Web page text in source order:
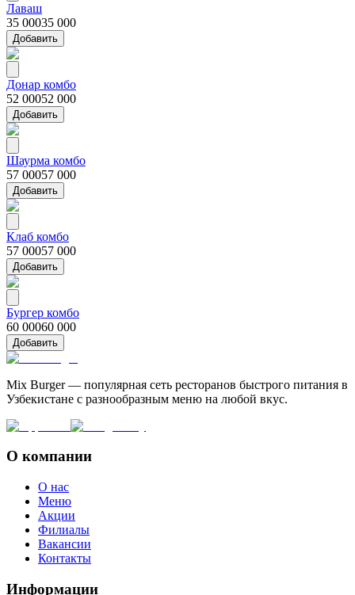
Лаваш
35 00035 000
Добавить
Донар комбо
52 00052 000
Добавить
Шаурма комбо
57 00057 000
Добавить
Клаб комбо
57 00057 000
Добавить
Бургер комбо
60 00060 000
Добавить
Mix Burger — популярная сеть ресторанов быстрого питания в
Узбекистане с разнообразным меню на любой вкус.
О компании
О нас
Меню
Акции
Филиалы
Вакансии
Контакты
Информации